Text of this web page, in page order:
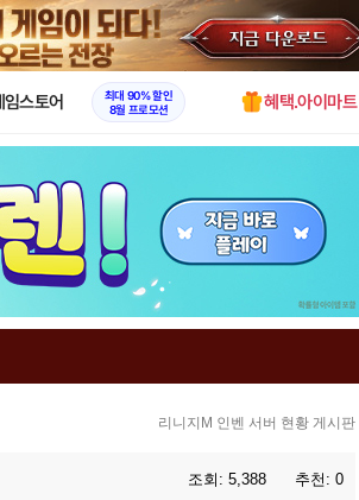
X
임스토어
최대 90% 할인
8월 프로모션
혜택.아이마트
리니지M 인벤 서버 현황 게시판
조회: 5,388 추천: 0